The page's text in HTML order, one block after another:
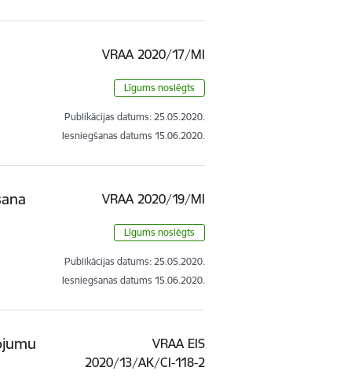
VRAA 2020/17/MI
Līgums noslēgts
Publikācijas datums: 25.05.2020.
Iesniegšanas datums 15.06.2020.
VRAA 2020/19/MI
Līgums noslēgts
Publikācijas datums: 25.05.2020.
Iesniegšanas datums 15.06.2020.
VRAA EIS
2020/13/AK/CI-118-2